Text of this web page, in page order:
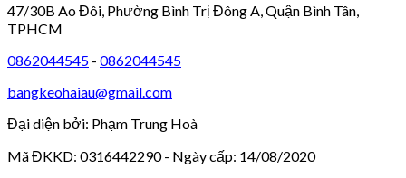
47/30B Ao Đôi, Phường Bình Trị Đông A, Quận Bình Tân,
TPHCM
0862044545 - 0862044545
bangkeohaiau@gmail.com
Đại diện bởi: Phạm Trung Hoà
Mã ĐKKD: 0316442290 - Ngày cấp: 14/08/2020